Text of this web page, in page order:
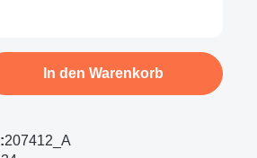
Gib den gewünschten
In den Warenkorb
207412_A